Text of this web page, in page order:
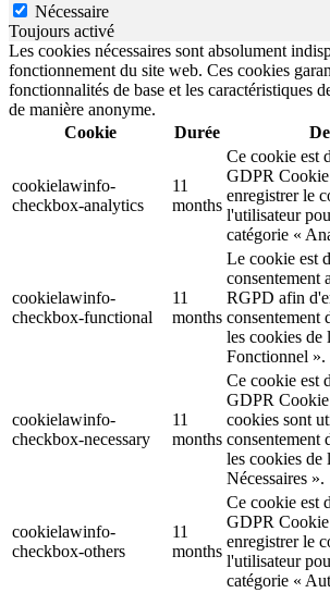
Nécessaire
Toujours activé
Les cookies nécessaires sont absolument
fonctionnement du site web. Ces cookies
fonctionnalités de base et les caractéristiques
de manière anonyme.
Cookie
Durée
cookielawinfo-
checkbox-analytics
11
months
Ce cookie est
GDPR Cookie
enregistrer le
l'utilisateur
catégorie «
cookielawinfo-
checkbox-functional
11
months
Le cookie est
consentement
RGPD afin
consentement
les cookies de
Fonctionnel ».
cookielawinfo-
checkbox-necessary
11
months
Ce cookie est
GDPR
cookies sont
consentement
les cookies de
Nécessaires ».
cookielawinfo-
checkbox-others
11
months
Ce cookie est
GDPR Cookie
enregistrer le
l'utilisateur
catégorie «